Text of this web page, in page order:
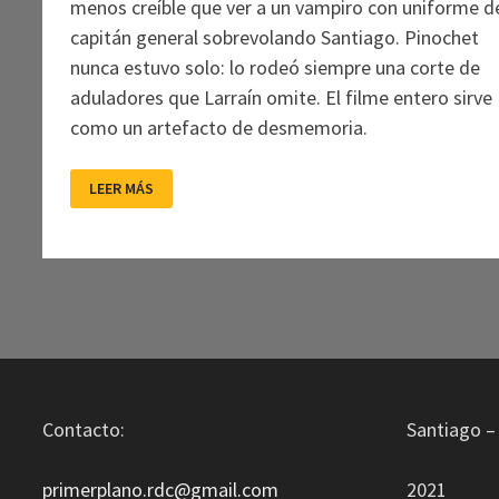
menos creíble que ver a un vampiro con uniforme
capitán general sobrevolando Santiago. Pinochet
nunca estuvo solo: lo rodeó siempre una corte de
aduladores que Larraín omite. El filme entero sirve
como un artefacto de desmemoria.
«EL
CONDE»:
LA
COARTADA
LEER MÁS
Contacto:
primerplano.rdc@gmail.com
Santiago –
2021